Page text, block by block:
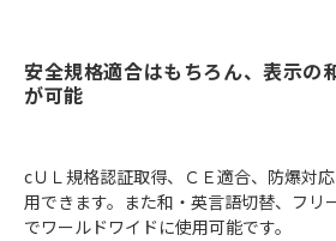
安全規格適合はもちろん、表示の
が可能
cＵＬ規格認証取得、ＣＥ適合、防爆対
用できます。また和・英言語切替、フリ
でワールドワイドに使用可能です。